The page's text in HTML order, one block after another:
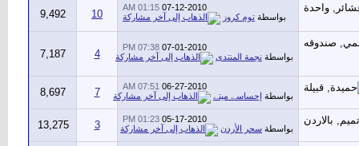
07-12-2010
01:15 AM
بواسطة توم كروز 10
9,492
07-01-2010
07:38 PM
بواسطة نجمة المنتدى 4
7,187
06-27-2010
07:51 AM
بواسطة إحساسے ميتے 7
8,697
05-17-2010
01:23 PM
بواسطة سحر الأردن 3
13,275